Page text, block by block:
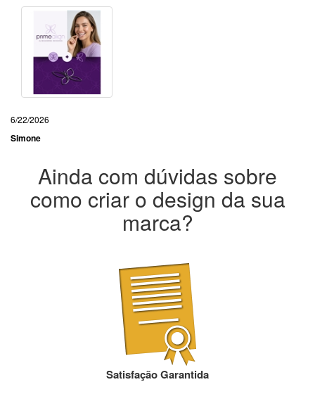
6/22/2026
Simone
Ainda com dúvidas sobre
como criar o design da sua
marca?
Satisfação Garantida